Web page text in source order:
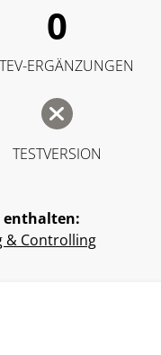
0
ERGÄNZUNGEN
TESTVERSION
enthalten:
& Controlling